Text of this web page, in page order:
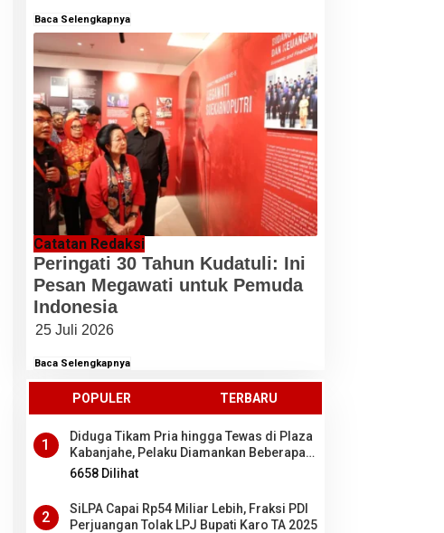
Baca Selengkapnya
Catatan Redaksi
Peringati 30 Tahun Kudatuli: Ini
Pesan Megawati untuk Pemuda
Indonesia
25 Juli 2026
Baca Selengkapnya
POPULER TERBARU
1
Diduga Tikam Pria hingga Tewas di Plaza
Kabanjahe, Pelaku Diamankan Beberapa
Menit Setelah Kejadian, Ini Motifnya
6658 Dilihat
2
SiLPA Capai Rp54 Miliar Lebih, Fraksi PDI
Perjuangan Tolak LPJ Bupati Karo TA 2025